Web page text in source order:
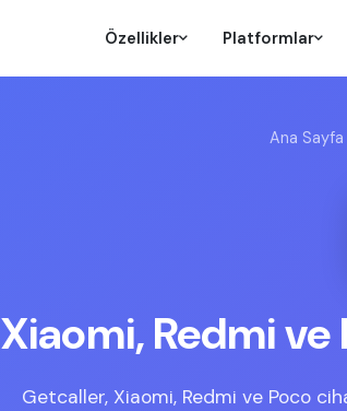
Özellikler Platformlar
Ana Sayfa
Xiaomi, Redmi
Getcaller, Xiaomi, Redmi ve Poco